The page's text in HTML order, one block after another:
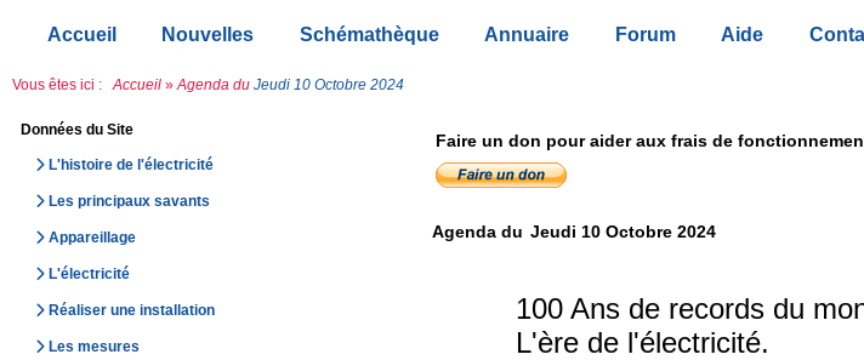
Accueil Nouvelles Schémathèque Annuaire Forum Aide
Vous êtes ici : Accueil »Agenda du Jeudi 10 Octobre 2024
Données du Site
L'histoire de l'électricité
Les principaux savants
Appareillage
L'électricité
Réaliser une installation
Les mesures
Faire un don pour aider aux frais de
Agenda du Jeudi 10 Octobre 2024
100 Ans de records du
L'ère de l'électricité.